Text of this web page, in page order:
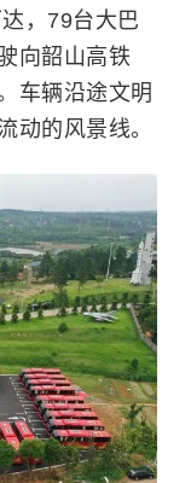
，79台大巴
向韶山高铁
车辆沿途文明
动的风景线。